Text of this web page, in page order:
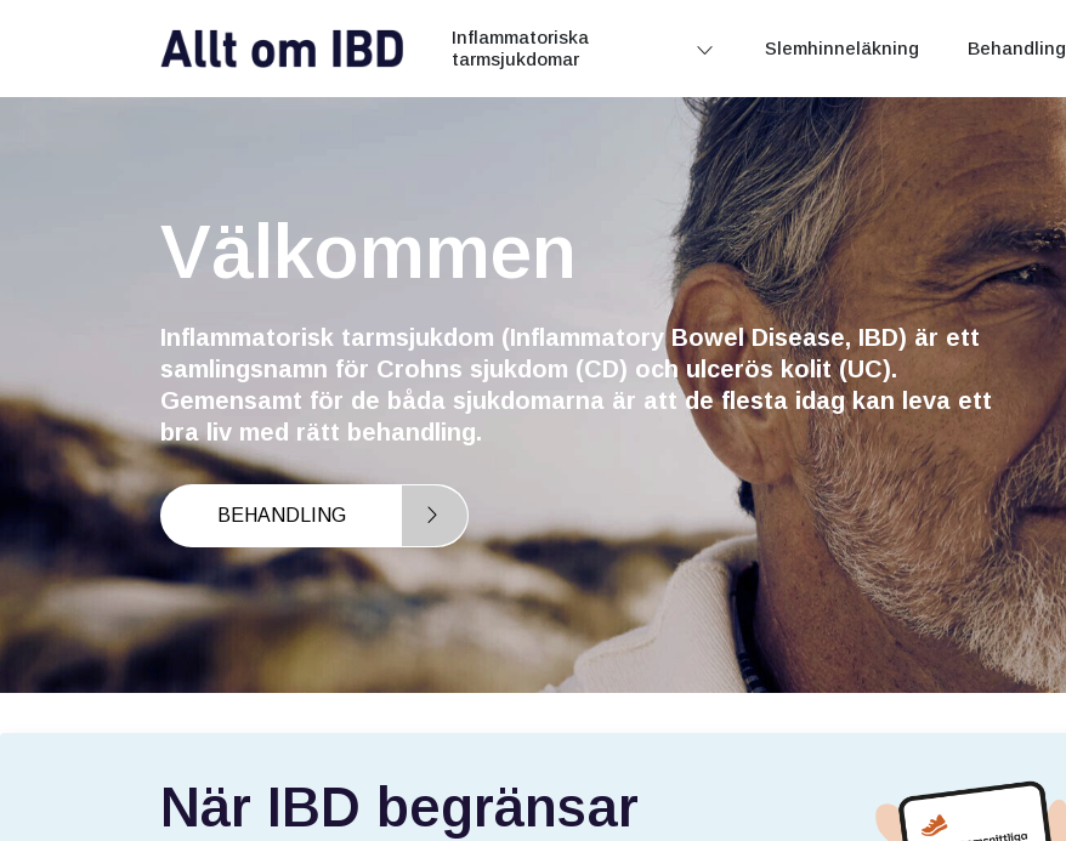
Inflammatoriska
tarmsjukdomar
Slemhinneläkning Behandling
Välkommen
Inflammatorisk tarmsjukdom (Inflammatory Bowel Disease, IBD) är ett
samlingsnamn för Crohns sjukdom (CD) och ulcerös kolit (UC).
Gemensamt för de båda sjukdomarna är att de flesta idag kan leva ett
bra liv med rätt behandling.
BEHANDLING
När IBD begränsar